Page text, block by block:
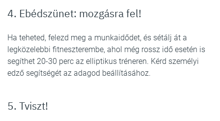
4. Ebédszünet: mozgásra fel!
Ha teheted, felezd meg a munkaidődet, és sétálj át a
legközelebbi fitneszterembe, ahol még rossz idő esetén is
segíthet 20-30 perc az elliptikus tréneren. Kérd személyi
edző segítségét az adagod beállításához.
5. Tviszt!